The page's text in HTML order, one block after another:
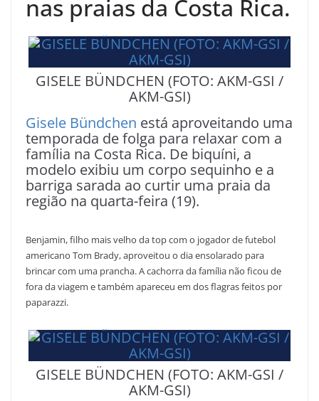
nas praias da Costa Rica.
GISELE BÜNDCHEN (FOTO: AKM-GSI /
AKM-GSI)
Gisele Bündchen está aproveitando uma
temporada de folga para relaxar com a
família na Costa Rica. De biquíni, a
modelo exibiu um corpo sequinho e a
barriga sarada ao curtir uma praia da
região na quarta-feira (19).
Benjamin, filho mais velho da top com o jogador de futebol
americano Tom Brady, aproveitou o dia ensolarado para
brincar com uma prancha. A cachorra da família não ficou de
fora da viagem e também apareceu em dos flagras feitos por
paparazzi.
GISELE BÜNDCHEN (FOTO: AKM-GSI /
AKM-GSI)